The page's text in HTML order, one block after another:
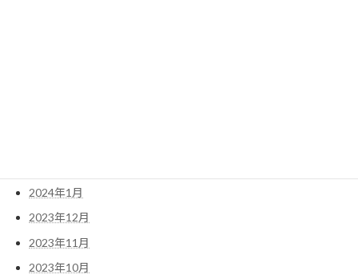
2024年1月
2023年12月
2023年11月
2023年10月